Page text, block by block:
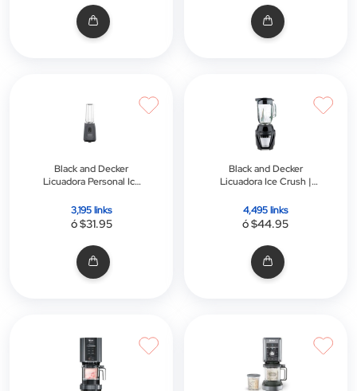
Black and Decker
Licuadora Personal Ice
Vasos Personales de
600 Ml | Gris
3,195 links
ó $31.95
Black and Decker
Licuadora Ice Crush |
Pulso | 1.25l | Negro
4,495 links
ó $44.95